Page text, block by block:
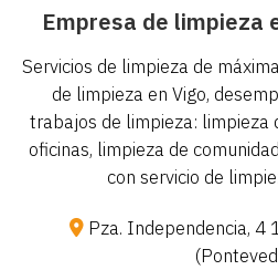
Empresa de limpieza
Servicios de limpieza de
de limpieza en Vigo,
trabajos de limpieza: limpieza
oficinas, limpieza de
con servicio de
Pza. Independencia, 4